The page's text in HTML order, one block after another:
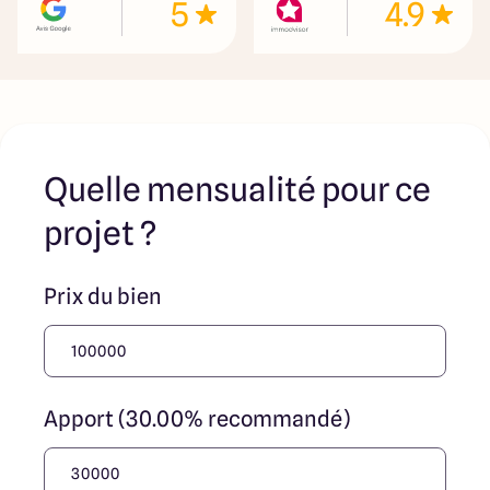
jouent un rôle d’intermédiation ou de négociation sur la
transaction et ne participent à la vente. Prix indiqués par
5 4.9
Quelle mensualité pour ce
projet ?
Prix du bien
Apport (30.00% recommandé)